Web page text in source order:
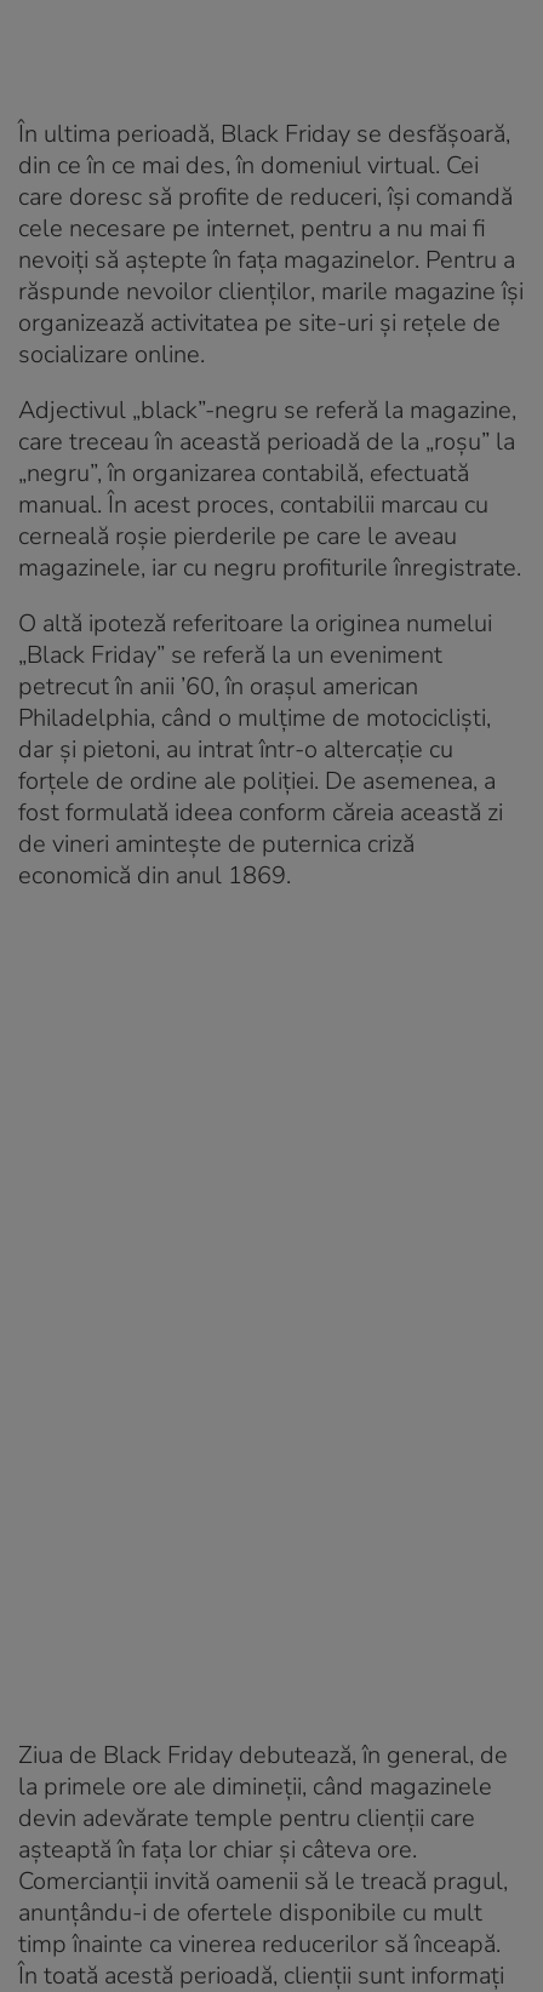
În ultima perioadă, Black Friday se desfăşoară,
din ce în ce mai des, în domeniul virtual. Cei
care doresc să profite de reduceri, îşi comandă
cele necesare pe internet, pentru a nu mai fi
nevoiţi să aştepte în faţa magazinelor. Pentru a
răspunde nevoilor clienţilor, marile magazine îşi
organizează activitatea pe site-uri şi reţele de
socializare online.
Adjectivul „black”-negru se referă la magazine,
care treceau în această perioadă de la „roşu” la
„negru”, în organizarea contabilă, efectuată
manual. În acest proces, contabilii marcau cu
cerneală roşie pierderile pe care le aveau
magazinele, iar cu negru profiturile înregistrate.
O altă ipoteză referitoare la originea numelui
„Black Friday” se referă la un eveniment
petrecut în anii ’60, în oraşul american
Philadelphia, când o mulţime de motociclişti,
dar şi pietoni, au intrat într-o altercaţie cu
forţele de ordine ale poliţiei. De asemenea, a
fost formulată ideea conform căreia această zi
de vineri aminteşte de puternica criză
economică din anul 1869.
Ziua de Black Friday debutează, în general, de
la primele ore ale dimineţii, când magazinele
devin adevărate temple pentru clienţii care
aşteaptă în faţa lor chiar şi câteva ore.
Comercianţii invită oamenii să le treacă pragul,
anunţându-i de ofertele disponibile cu mult
timp înainte ca vinerea reducerilor să înceapă.
În toată acestă perioadă, clienţii sunt informaţi